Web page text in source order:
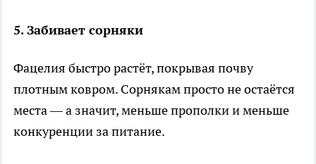
5. Забивает сорняки
Фацелия быстро растёт, покрывая почву
плотным ковром. Сорнякам просто не остаётся
места — а значит, меньше прополки и меньше
конкуренции за питание.